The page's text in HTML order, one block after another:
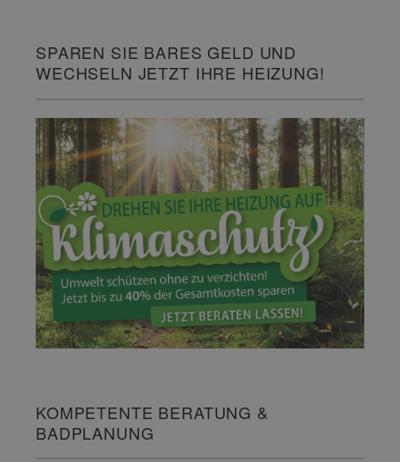
SPAREN SIE BARES GELD UND
WECHSELN JETZT IHRE HEIZUNG!
KOMPETENTE BERATUNG &
BADPLANUNG